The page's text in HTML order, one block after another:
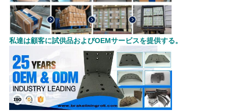
私達は顧客に試供品およびOEMサービスを提供する。